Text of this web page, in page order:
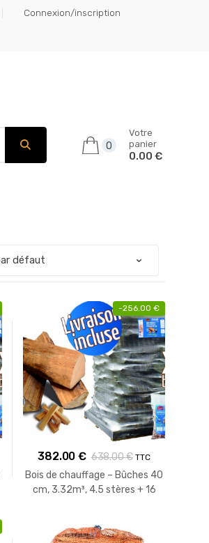
Connexion/inscription
0
Votre
panier
0.00 €
-256.00 €
382.00€ 638.00€ TTC
Bois de chauffage – Bûches 40
cm, 3.32m³, 4.5 stères + 16